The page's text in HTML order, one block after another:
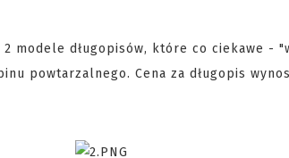
2 modele długopisów, które co ciekawe
powtarzalnego. Cena za długopis